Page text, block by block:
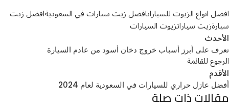
افضل انواع الزيوت للسياراتافضل زيت سيارات في السعوديةافضل زيت
سيارةزيت سياراتزيوت السيارات
الأحدث
تعرف على أبرز أسباب خروج دخان أسود من عادم السيارة
الرجوع للقائمة
الأقدم
أفضل عازل حراري للسيارات في السعودية لعام 2024
مقالات ذات صلة